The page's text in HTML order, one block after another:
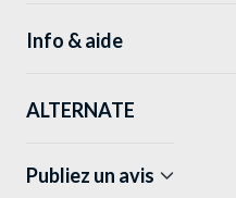
Info & aide
ALTERNATE
Publiez un avis